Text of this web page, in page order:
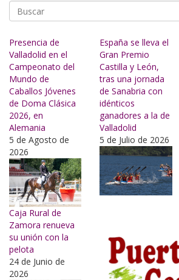
Presencia de
Valladolid en el
Campeonato del
Mundo de
Caballos Jóvenes
de Doma Clásica
2026, en
Alemania
5 de Agosto de
2026
España se lleva el
Gran Premio
Castilla y León,
tras una jornada
de Sanabria con
idénticos
ganadores a la de
Valladolid
5 de Julio de 2026
Caja Rural de
Zamora renueva
su unión con la
pelota
24 de Junio de
2026